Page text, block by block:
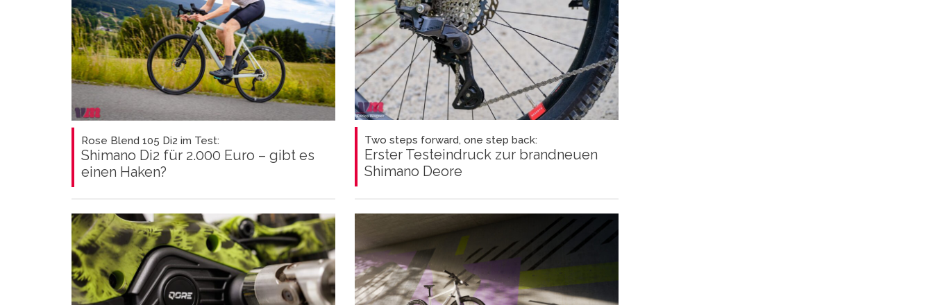
Rose Blend 105 Di2 im Test:
Shimano Di2 für 2.000 Euro – gibt es
einen Haken?
Two steps forward, one step back:
Erster Testeindruck zur brandneuen
Shimano Deore